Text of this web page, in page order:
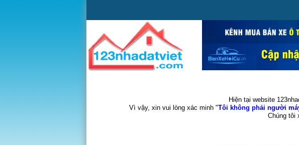
Hiện tại website
Vì vậy, xin vui lòng xác minh "Tôi không phải người
Chúng tôi